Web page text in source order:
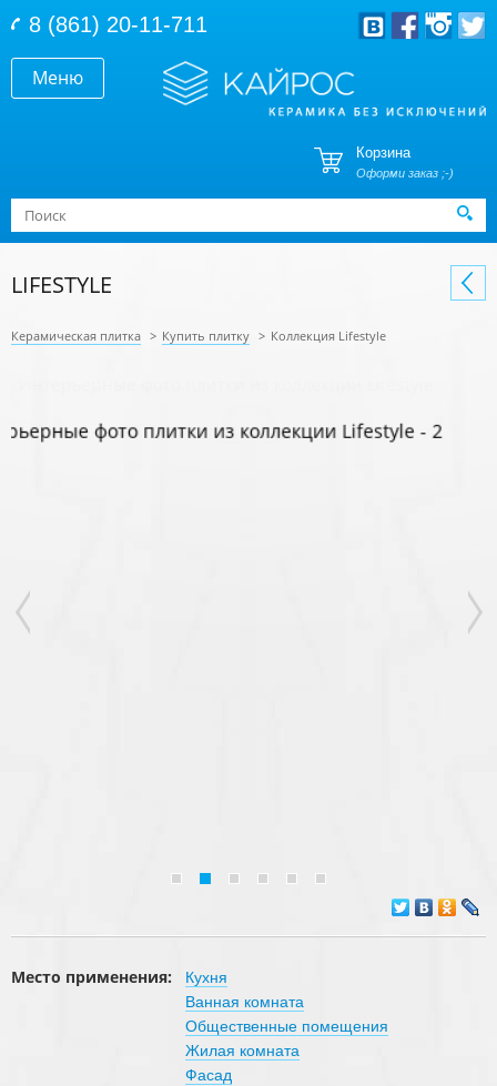
Меню
8 (861) 20-11-711
Корзина
Оформи заказ ;-)
Форма поиска
Поиск
LIFESTYLE
Керамическая плитка > Купить плитку > Коллекция Lifestyle
Место применения:
Кухня
Ванная комната
Общественные помещения
Жилая комната
Фасад